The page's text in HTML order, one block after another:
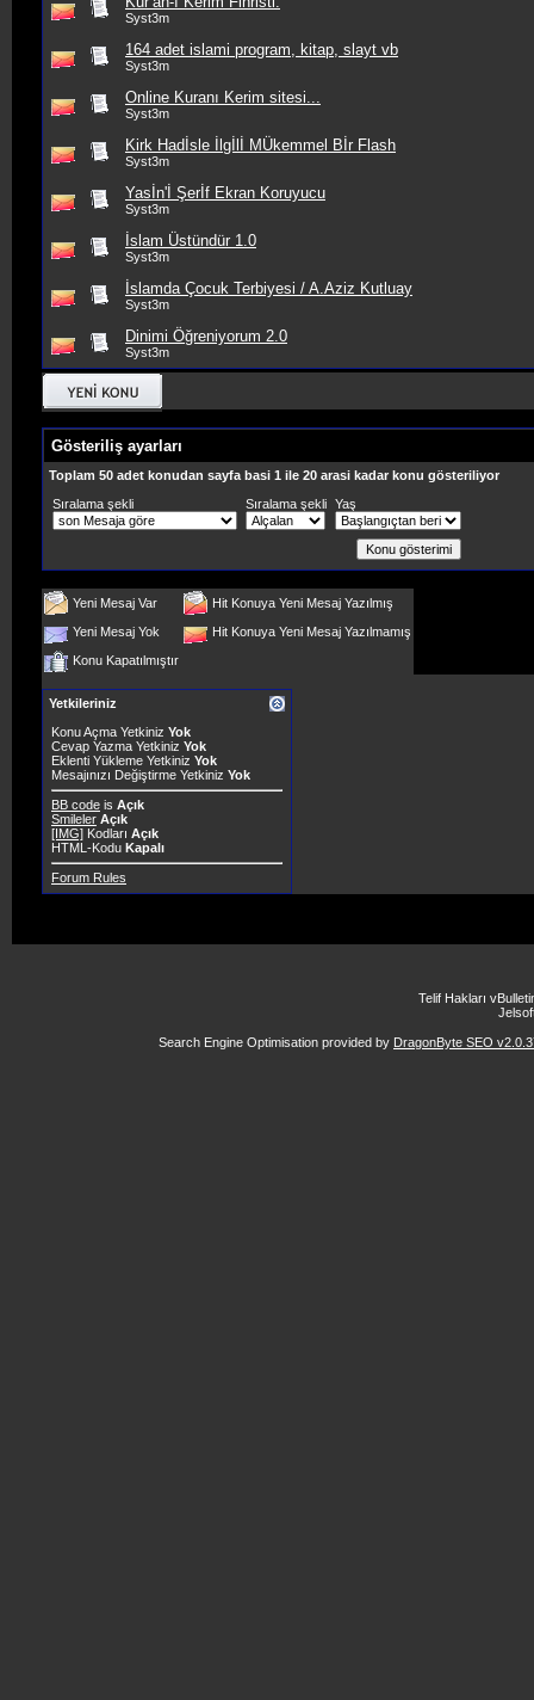
Syst3m
164 adet islami program, kitap, slayt vb
Syst3m
Online Kuranı Kerim sitesi...
Syst3m
Kirk Hadİsle İlgİlİ MÜkemmel Bİr Flash
Syst3m
Yasİn'İ Şerİf Ekran Koruyucu
Syst3m
İslam Üstündür 1.0
Syst3m
İslamda Çocuk Terbiyesi / A.Aziz Kutluay
Syst3m
Dinimi Öğreniyorum 2.0
Syst3m
Gösteriliş ayarları
Toplam 50 adet konudan sayfa basi 1 ile 20 arasi kadar konu gösteriliyor
Sıralama şekli
Sıralama şekli Yaş
Yeni Mesaj Var
Hit Konuya Yeni Mesaj Yazılmış
Yeni Mesaj Yok
Hit Konuya Yeni Mesaj Yazılmamış
Konu Kapatılmıştır
Yetkileriniz
Konu Açma Yetkiniz Yok
Cevap Yazma Yetkiniz Yok
Eklenti Yükleme Yetkiniz Yok
Mesajınızı Değiştirme Yetkiniz Yok
BB code is Açık
Smileler Açık
[IMG] Kodları Açık
HTML-Kodu Kapalı
Forum Rules
Telif Hakları
Search Engine Optimisation provided by DragonByte SEO